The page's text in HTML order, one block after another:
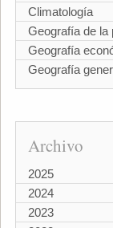
Climatología
Geografía de la
Geografía
Geografía
Archivo
2025
2024
2023